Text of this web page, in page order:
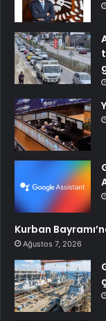
Kurban
Ağustos 7, 2026